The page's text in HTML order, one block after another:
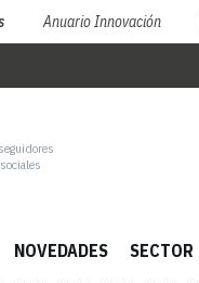
Anuario Innovación
seguidores
NOVEDADES SECTOR